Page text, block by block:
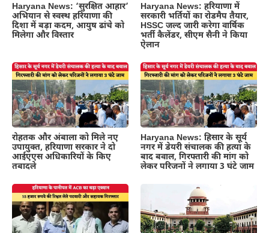
Haryana News: ‘सुरक्षित आहार’
अभियान से स्वस्थ हरियाणा की
दिशा में बड़ा कदम, आयुष ढांचे को
मिलेगा और विस्तार
Haryana News: हरियाणा में
सरकारी भर्तियों का रोडमैप तैयार,
HSSC जल्द जारी करेगा वार्षिक
भर्ती कैलेंडर, सीएम सैनी ने किया
ऐलान
रोहतक और अंबाला को मिले नए
उपायुक्त, हरियाणा सरकार ने दो
आईएएस अधिकारियों के किए
तबादले
Haryana News: हिसार के सूर्य
नगर में डेयरी संचालक की हत्या के
बाद बवाल, गिरफ्तारी की मांग को
लेकर परिजनों ने लगाया 3 घंटे जाम